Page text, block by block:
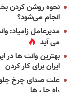
نحوه روشن کردن
انجام می‌شود؟
مدیرعامل زامیاد:
می آید
ایران برای کار کردن
علت صدای چرخ